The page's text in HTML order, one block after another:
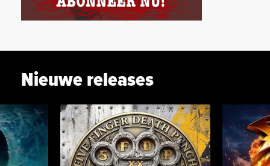
Nieuwe releases